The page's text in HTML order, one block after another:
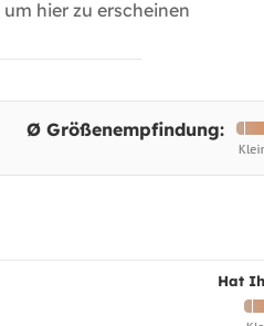
um hier zu erscheinen
Ø Größenempfindung:
Hat